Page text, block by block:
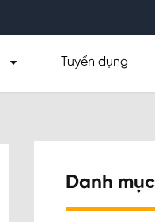
Tuyển dụng
Danh